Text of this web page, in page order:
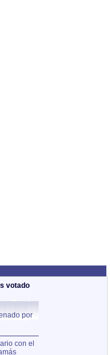
votado
por
con el